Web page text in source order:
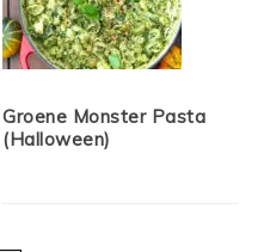
Groene Monster Pasta
(Halloween)